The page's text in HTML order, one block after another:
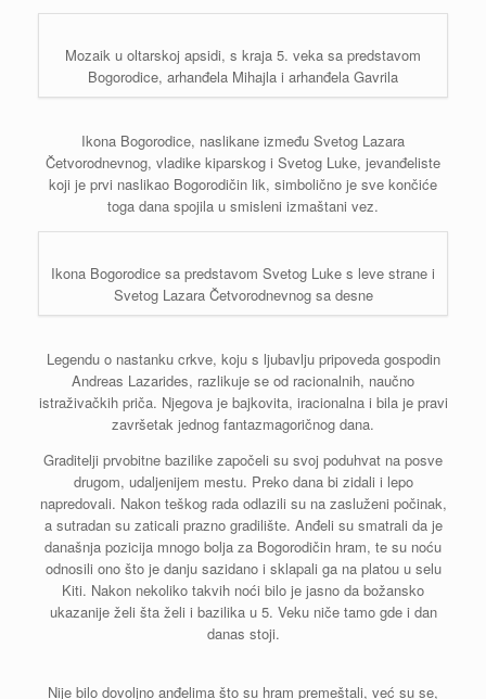
Mozaik u oltarskoj apsidi, s kraja 5. veka sa predstavom
Bogorodice, arhanđela Mihajla i arhanđela Gavrila
Ikona Bogorodice, naslikane između Svetog Lazara
Četvorodnevnog, vladike kiparskog i Svetog Luke, jevanđeliste
koji je prvi naslikao Bogorodičin lik, simbolično je sve končiće
toga dana spojila u smisleni izmaštani vez.
Ikona Bogorodice sa predstavom Svetog Luke s leve strane i
Svetog Lazara Četvorodnevnog sa desne
Legendu o nastanku crkve, koju s ljubavlju pripoveda gospodin
Andreas Lazarides, razlikuje se od racionalnih, naučno
istraživačkih priča. Njegova je bajkovita, iracionalna i bila je pravi
završetak jednog fantazmagoričnog dana.
Graditelji prvobitne bazilike započeli su svoj poduhvat na posve
drugom, udaljenijem mestu. Preko dana bi zidali i lepo
napredovali. Nakon teškog rada odlazili su na zasluženi počinak,
a sutradan su zaticali prazno gradilište. Anđeli su smatrali da je
današnja pozicija mnogo bolja za Bogorodičin hram, te su noću
odnosili ono što je danju sazidano i sklapali ga na platou u selu
Kiti. Nakon nekoliko takvih noći bilo je jasno da božansko
ukazanije želi šta želi i bazilika u 5. Veku niče tamo gde i dan
danas stoji.
Nije bilo dovoljno anđelima što su hram premeštali, već su se,